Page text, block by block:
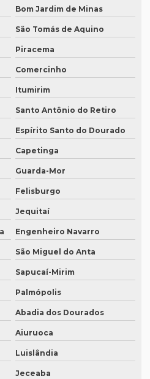
em texto
literários
alemão
árabe
japonês
Bom Jardim de Minas
São Tomás de Aquino
Piracema
Comercinho
Itumirim
Santo Antônio do Retiro
Espírito Santo do Dourado
Capetinga
Guarda-Mor
Felisburgo
Jequitaí
Engenheiro Navarro
São Miguel do Anta
Sapucaí-Mirim
Palmópolis
Abadia dos Dourados
Aiuruoca
Luislândia
Jeceaba